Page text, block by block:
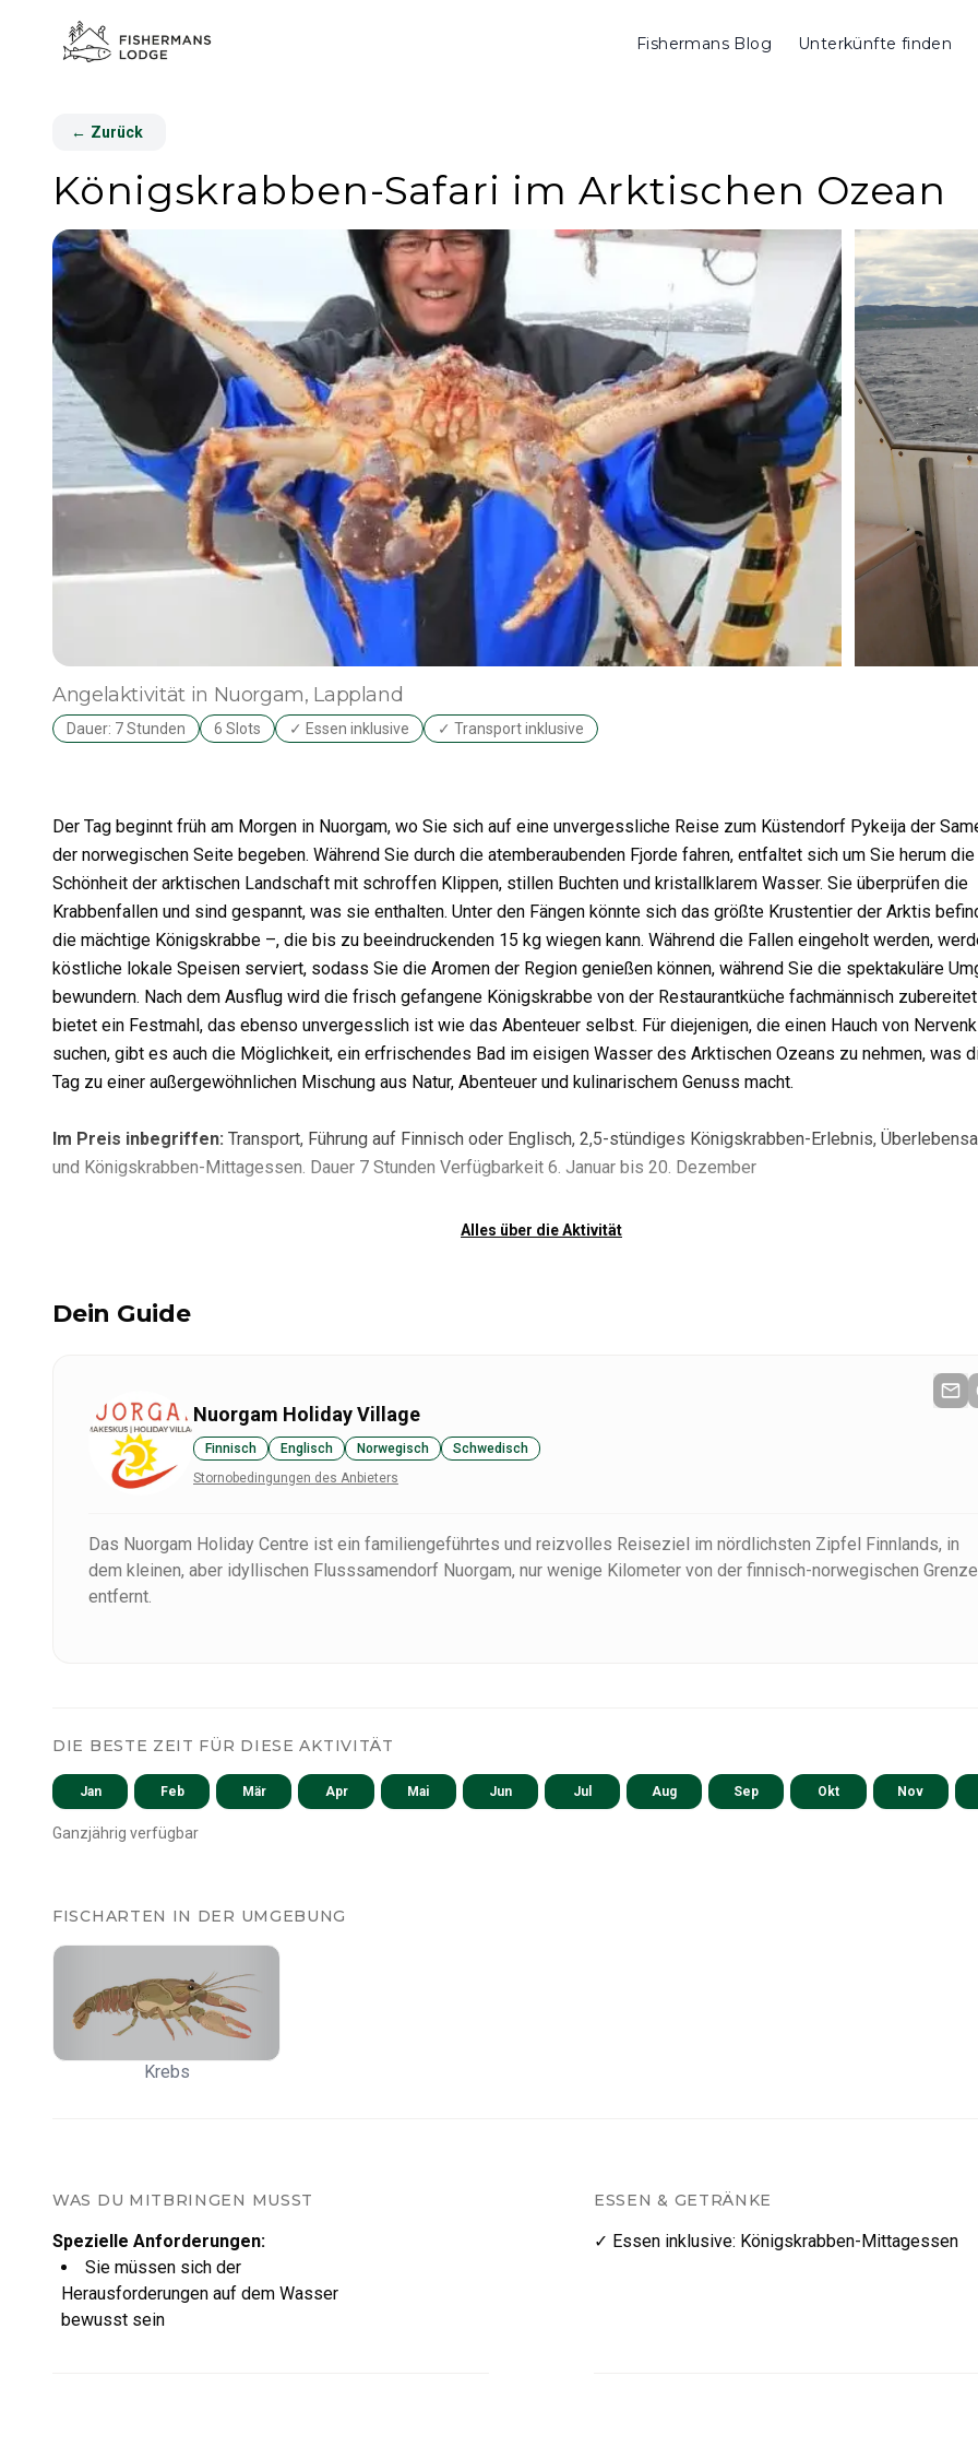
Fishermans Blog Unterkünfte finden
← Zurück
Königskrabben-Safari im Arktischen Ozean
Angelaktivität in Nuorgam, Lappland
Dauer: 7 Stunden 6 Slots ✓ Essen inklusive ✓ Transport inklusive
Der Tag beginnt früh am Morgen in Nuorgam, wo Sie sich auf eine unvergessliche Reise zum Küstendorf Pykeija der
der norwegischen Seite begeben. Während Sie durch die atemberaubenden Fjorde fahren, entfaltet sich um Sie herum
Schönheit der arktischen Landschaft mit schroffen Klippen, stillen Buchten und kristallklarem Wasser. Sie überprüfen die
Krabbenfallen und sind gespannt, was sie enthalten. Unter den Fängen könnte sich das größte Krustentier der Arktis
die mächtige Königskrabbe –, die bis zu beeindruckenden 15 kg wiegen kann. Während die Fallen eingeholt werden,
köstliche lokale Speisen serviert, sodass Sie die Aromen der Region genießen können, während Sie die spektakuläre
bewundern. Nach dem Ausflug wird die frisch gefangene Königskrabbe von der Restaurantküche fachmännisch
bietet ein Festmahl, das ebenso unvergesslich ist wie das Abenteuer selbst. Für diejenigen, die einen Hauch von
suchen, gibt es auch die Möglichkeit, ein erfrischendes Bad im eisigen Wasser des Arktischen Ozeans zu nehmen, was
Tag zu einer außergewöhnlichen Mischung aus Natur, Abenteuer und kulinarischem Genuss macht.
Im Preis inbegriffen: Transport, Führung auf Finnisch oder Englisch, 2,5-stündiges Königskrabben-Erlebnis,
und Königskrabben-Mittagessen. Dauer 7 Stunden Verfügbarkeit 6. Januar bis 20. Dezember
Alles über die Aktivität
Dein Guide
Nuorgam Holiday Village
Finnisch Englisch Norwegisch
Schwedisch
Stornobedingungen des Anbieters
Das Nuorgam Holiday Centre ist ein familiengeführtes und reizvolles Reiseziel im nördlichsten Zipfel Finnlands, in
dem kleinen, aber idyllischen Flusssamendorf Nuorgam, nur wenige Kilometer von der finnisch-norwegischen Grenze
entfernt.
DIE BESTE ZEIT FÜR DIESE AKTIVITÄT
Jan Feb Mär Apr Mai Jun Jul Aug Sep Okt Nov
Ganzjährig verfügbar
FISCHARTEN IN DER UMGEBUNG
Krebs
WAS DU MITBRINGEN MUSST
Spezielle Anforderungen:
Sie müssen sich der
Herausforderungen auf dem Wasser
bewusst sein
ESSEN & GETRÄNKE
✓ Essen inklusive: Königskrabben-Mittagessen